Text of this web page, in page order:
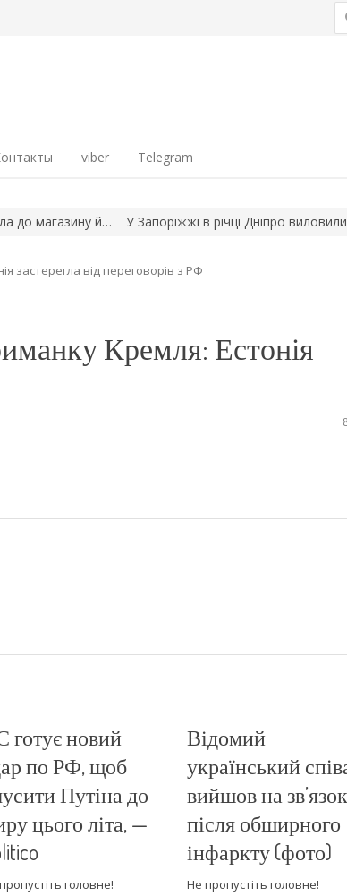
viber Telegram
й… У Запоріжжі в річці Дніпро виловили
застерегла від переговорів з РФ
Кремля: Естонія
готує новий
по РФ, щоб
Путіна до
цього літа, —
головне!
Відомий
український
вийшов на зв’язок
після обширного
інфаркту (фото)
Не пропустіть головне!